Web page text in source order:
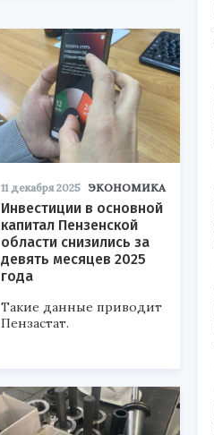
11 декабря 2025 ЭКОНОМИКА
Инвестиции в основной
капитал Пензенской
области снизились за
девять месяцев 2025
года
Такие данные приводит
Пензастат.